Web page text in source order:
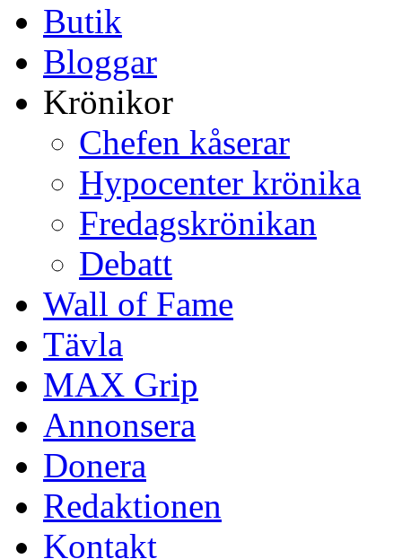
Butik
Bloggar
Krönikor
Chefen kåserar
Hypocenter krönika
Fredagskrönikan
Debatt
Wall of Fame
Tävla
MAX Grip
Annonsera
Donera
Redaktionen
Kontakt